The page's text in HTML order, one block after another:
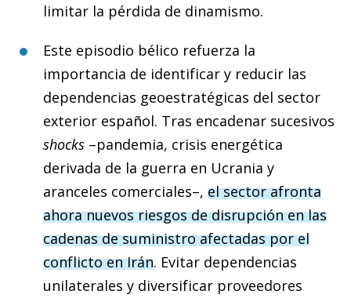
limitar la pérdida de dinamismo.
Este episodio bélico refuerza la
importancia de identificar y reducir las
dependencias geoestratégicas del sector
exterior español. Tras encadenar sucesivos
shocks –pandemia, crisis energética
derivada de la guerra en Ucrania y
aranceles comerciales–, el sector afronta
ahora nuevos riesgos de disrupción en las
cadenas de suministro afectadas por el
conflicto en Irán. Evitar dependencias
unilaterales y diversificar proveedores